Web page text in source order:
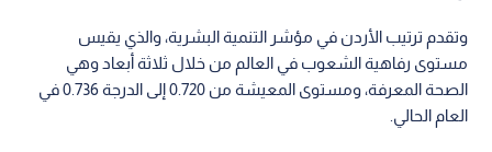
وتقدم ترتيب الأردن في مؤشر التنمية البشرية، والذي يقيس
مستوى رفاهية الشعوب في العالم من خلال ثلاثة أبعاد وهي
الصحة المعرفة، ومستوى المعيشة من 0.720 إلى الدرجة 0.736 في
العام الحالي.